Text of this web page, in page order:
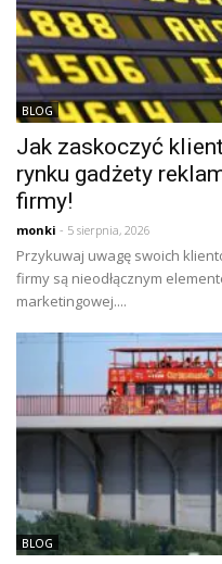
BLOG
Jak zaskoczyć
rynku gadżety
firmy!
monki - 5 sierpnia, 2026
Przykuwaj uwagę swoich
firmy są nieodłącznym
marketingowej....
BLOG